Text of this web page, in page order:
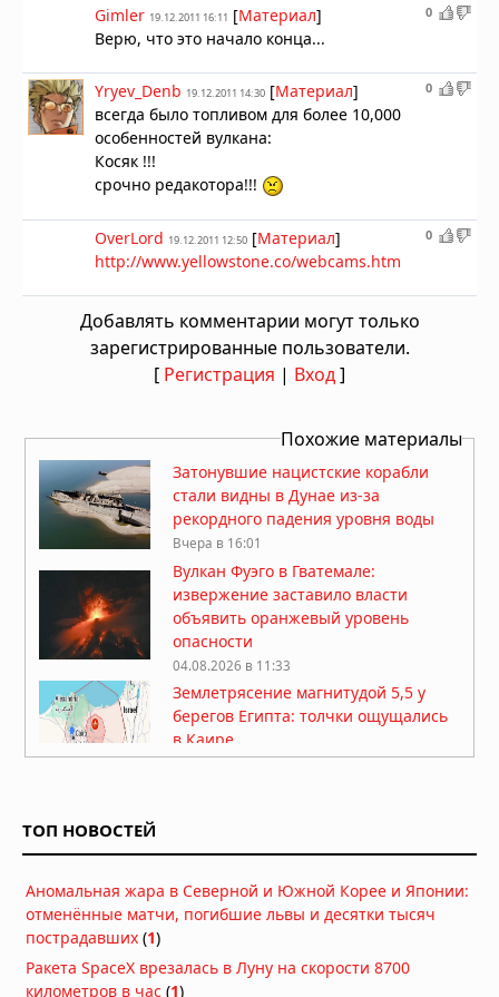
0
Gimler 19.12.2011 16:11 [Материал]
Верю, что это начало конца...
0
Yryev_Denb 19.12.2011 14:30 [Материал]
всегда было топливом для более 10,000
особенностей вулкана:
Косяк !!!
срочно редакотора!!!
0
OverLord 19.12.2011 12:50 [Материал]
http://www.yellowstone.co/webcams.htm
Добавлять комментарии могут только
зарегистрированные пользователи.
[ Регистрация | Вход]
Похожие материалы
Затонувшие нацистские корабли
стали видны в Дунае из-за
рекордного падения уровня воды
Вчера в 16:01
Вулкан Фуэго в Гватемале:
извержение заставило власти
объявить оранжевый уровень
опасности
04.08.2026 в 11:33
Землетрясение магнитудой 5,5 у
берегов Египта: толчки ощущались
в Каире
Восточной Азии
01.08.2026 в 15:17
Землетрясение в Италии: магнитуда
отключения электроэнергии
01.08.2026 в 09:32
ТОП НОВОСТЕЙ
Аномальная жара в Северной и Южной Корее и Японии:
отменённые матчи, погибшие львы и десятки тысяч
пострадавших (1)
Ракета SpaceX врезалась в Луну на скорости 8700
километров в час (1)